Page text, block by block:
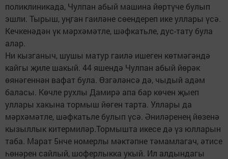
поликлиникада, Чулпан абый машина йөртүче булып
эшли. Тырыш, уңган гаиләне сөендереп ике уллары үсә.
Кечкенәдән үк мәрхәмәтле, шәфкатьле, дус-тату була
алар.
Ни кызганыч, шушы матур гаилә ишеген көтмәгәндә
кайгы җиле шакый. 44 яшендә Чулпан абый йөрәк
өянәгеннән вафат була. Өзгәләнсә дә, чыдый адәм
баласы. Көчле рухлы Дамирә апа бар көчен җыеп
уллары хакына тормыш йөген тарта. Уллары да
мәрхәмәтле, шәфкатьле булып үсә. Әниләренең йөзенә
кызыллык китермиләр.Тормышта икесе дә үз юлларын
таба. Марат 5нче номерлы мәктәпне тәмамлагач, әтисе
һөнәрен сайлый, шоферлыкка укый. Ил алдындагы